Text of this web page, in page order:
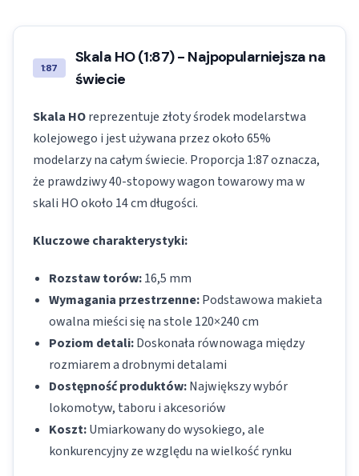
1:87
Skala HO (1:87) - Najpopularniejsza na
świecie
Skala HOreprezentuje złoty środek modelarstwa
kolejowego i jest używana przez około 65%
modelarzy na całym świecie. Proporcja 1:87 oznacza,
że prawdziwy 40-stopowy wagon towarowy ma w
skali HO około 14 cm długości.
Kluczowe charakterystyki:
Rozstaw torów:16,5 mm
Wymagania przestrzenne:Podstawowa makieta
owalna mieści się na stole 120×240 cm
Poziom detali:Doskonała równowaga między
rozmiarem a drobnymi detalami
Dostępność produktów:Największy wybór
lokomotyw, taboru i akcesoriów
Koszt:Umiarkowany do wysokiego, ale
konkurencyjny ze względu na wielkość rynku